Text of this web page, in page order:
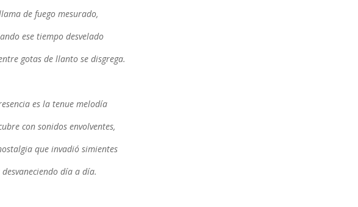
de fuego mesurado,
ese tiempo desvelado
gotas de llanto se disgrega.
es la tenue melodía
con sonidos envolventes,
que invadió simientes
día a día.